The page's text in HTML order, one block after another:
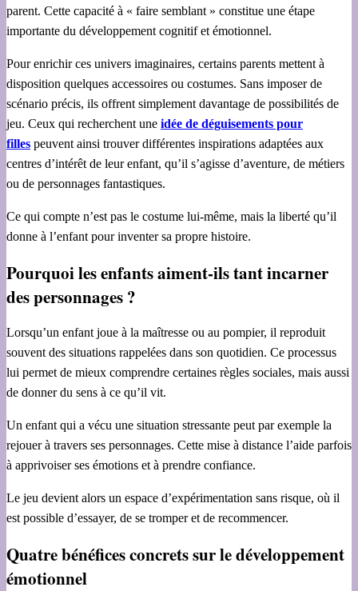
parent. Cette capacité à « faire semblant » constitue une étape
importante du développement cognitif et émotionnel.
Pour enrichir ces univers imaginaires, certains parents mettent à
disposition quelques accessoires ou costumes. Sans imposer de
scénario précis, ils offrent simplement davantage de possibilités de
jeu. Ceux qui recherchent une idée de déguisements pour
filles peuvent ainsi trouver différentes inspirations adaptées aux
centres d’intérêt de leur enfant, qu’il s’agisse d’aventure, de métiers
ou de personnages fantastiques.
Ce qui compte n’est pas le costume lui-même, mais la liberté qu’il
donne à l’enfant pour inventer sa propre histoire.
Pourquoi les enfants aiment-ils tant incarner
des personnages ?
Lorsqu’un enfant joue à la maîtresse ou au pompier, il reproduit
souvent des situations rappelées dans son quotidien. Ce processus
lui permet de mieux comprendre certaines règles sociales, mais aussi
de donner du sens à ce qu’il vit.
Un enfant qui a vécu une situation stressante peut par exemple la
rejouer à travers ses personnages. Cette mise à distance l’aide parfois
à apprivoiser ses émotions et à prendre confiance.
Le jeu devient alors un espace d’expérimentation sans risque, où il
est possible d’essayer, de se tromper et de recommencer.
Quatre bénéfices concrets sur le développement
émotionnel